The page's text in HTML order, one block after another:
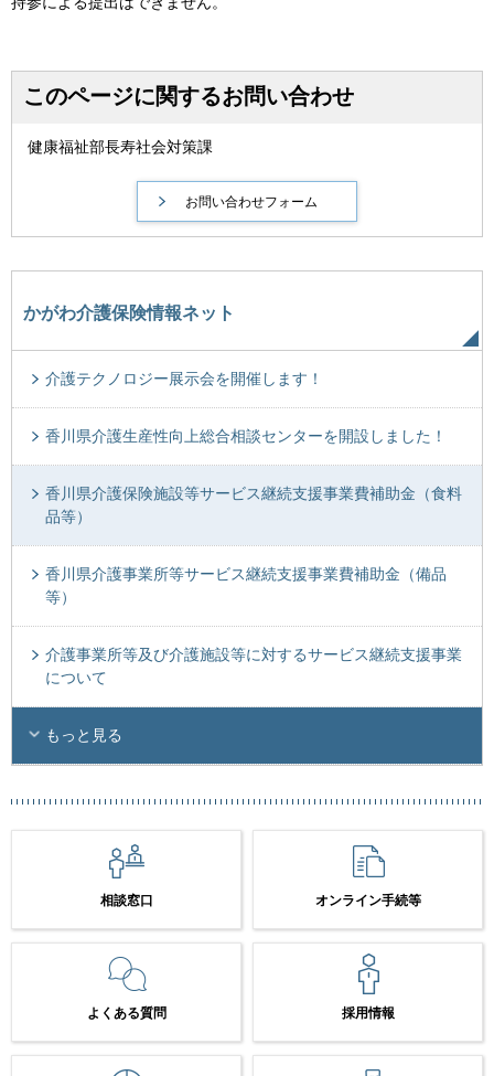
このページに関するお問い合わせ
健康福祉部長寿社会対策課
かがわ介護保険情報ネット
介護テクノロジー展示会を開催します！
香川県介護生産性向上総合相談センターを開設しました！
香川県介護保険施設等サービス継続支援事業費補助金（食料
品等）
香川県介護事業所等サービス継続支援事業費補助金（備品
等）
介護事業所等及び介護施設等に対するサービス継続支援事業
について
もっと見る
相談窓口 オンライン手続等
よくある質問 採用情報